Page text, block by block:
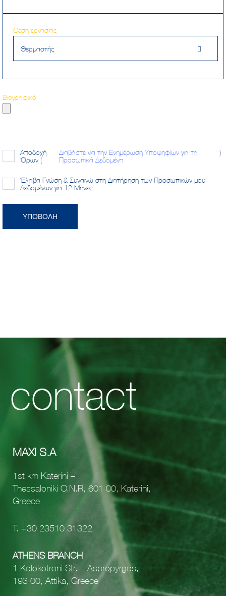
Θέση εργασίας
Θερμαστής
Βιογραφικό
Αποδοχή
Όρων (
Διαβάστε για την Ενημέρωση Υποψηφίων για τα
Προσωπικά Δεδομένα
)
Έλαβα Γνώση & Συναινώ στη Διατήρηση των Προσωπικών μου
Δεδομένων για 12 Μήνες
contact
MAXI S.A
1st km Katerini –
Thessaloniki O.N.R, 601 00, Katerini,
Greece
Τ. +30 23510 31322
ATHENS BRANCH
1 Kolokotroni Str. – Aspropyrgos,
193 00, Attika, Greece